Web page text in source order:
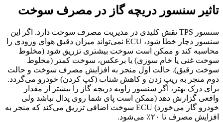
تاثیر سنسور دریچه گاز در مصرف سوخت
سنسور TPS نقش کلیدی در مدیریت مصرف سوخت دارد. اگر این
سنسور دچار خطا شود، ECU نمی‌تواند میزان دقیق هوای ورودی را
محاسبه کند و ممکن است سوخت بیشتری تزریق شود (مخلوط
سوخت غنی یا خام سوزی) یا برعکس، سوخت کمتر (مخلوط
سوخت رقیق). حالت اول منجر به افزایش مصرف سوخت و حالت
دوم منجر به ریپ زدن و کاهش شتاب (کپ کردن) خودرو می‌گردد.
برای درک بهتر، اگر سنسور زاویه دریچه گاز را بیشتر از مقدار
واقعی گزارش دهد (ممکن است پای شما روی پدال نباشد ولی
خودرو گاز می‌خورد) ECU سوخت اضافی تزریق می‌کند که منجر به
افزایش مصرف تا ۲۰٪ می‌شود.